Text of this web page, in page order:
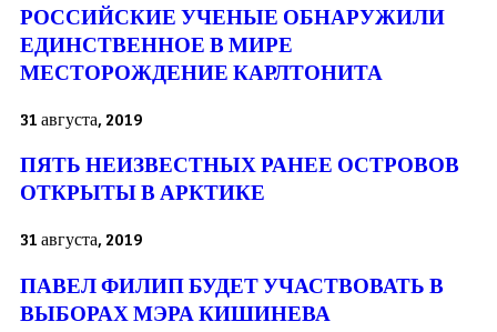
РОССИЙСКИЕ УЧЕНЫЕ ОБНАРУЖИЛИ
ЕДИНСТВЕННОЕ В МИРЕ
МЕСТОРОЖДЕНИЕ КАРЛТОНИТА
31 августа, 2019
ПЯТЬ НЕИЗВЕСТНЫХ РАНЕЕ ОСТРОВОВ
ОТКРЫТЫ В АРКТИКЕ
31 августа, 2019
ПАВЕЛ ФИЛИП БУДЕТ УЧАСТВОВАТЬ В
ВЫБОРАХ МЭРА КИШИНЕВА